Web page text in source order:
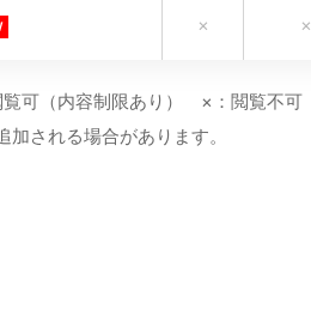
× ×
（内容制限あり） ×：閲覧不可
される場合があります。